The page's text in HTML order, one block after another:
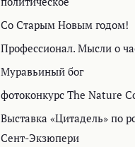
Со Старым Новым годом!
Профессионал. Мысли о
Муравьиный бог
фотоконкурс The Nature
Выставка «Цитадель» по
Сент-Экзюпери